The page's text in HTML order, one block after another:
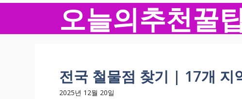
츠
오늘의추천꿀
전국 철물점 찾기 | 17개 지
2025년 12월 20일